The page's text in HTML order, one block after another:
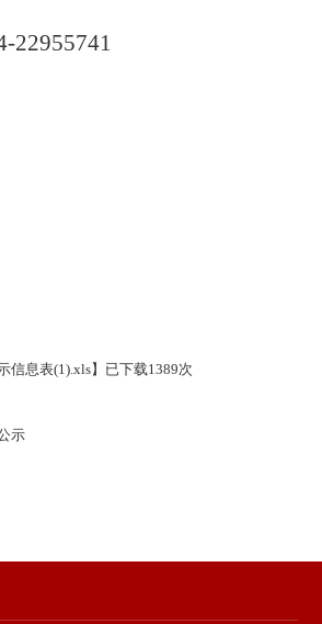
22955741
信息表(1).xls】已下载1389次
示